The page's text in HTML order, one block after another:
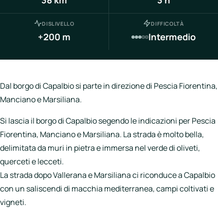
Northen
Souther
Italy
Hotels
Unisciti
a
LBH
DISLIVELLO
+200 m
DIFFICOLTÀ
Intermedio
Dal borgo di Capalbio si parte in direzione di Pescia Fiorentina,
Manciano e Marsiliana.
Si lascia il borgo di Capalbio segendo le indicazioni per Pescia
Fiorentina, Manciano e Marsiliana. La strada è molto bella,
delimitata da muri in pietra e immersa nel verde di oliveti,
querceti e lecceti.
La strada dopo Vallerana e Marsiliana ci riconduce a Capalbio
con un saliscendi di macchia mediterranea, campi coltivati e
vigneti.